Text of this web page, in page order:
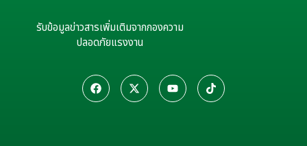
รับข้อมูลข่าวสารเพิ่มเติมจากกองความ
ปลอดภัยแรงงาน